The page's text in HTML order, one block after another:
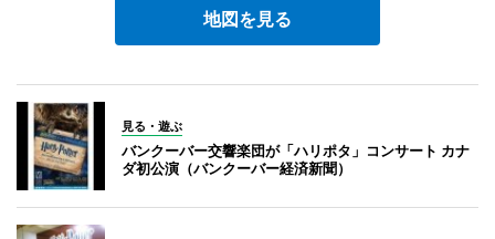
地図を見る
見る・遊ぶ
バンクーバー交響楽団が「ハリポタ」コンサート カナ
ダ初公演（バンクーバー経済新聞）